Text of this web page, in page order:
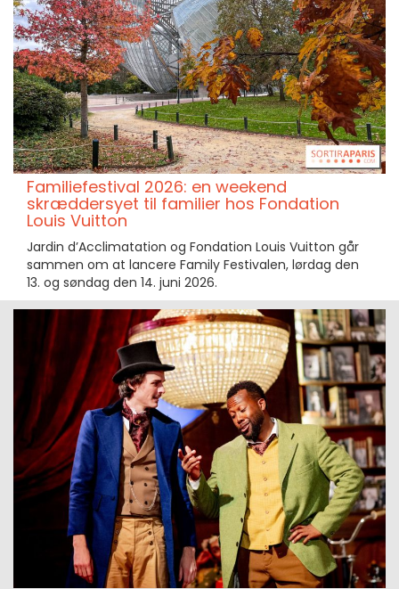
Familiefestival 2026: en weekend
skræddersyet til familier hos Fondation
Louis Vuitton
Jardin d’Acclimatation og Fondation Louis Vuitton går
sammen om at lancere Family Festivalen, lørdag den
13. og søndag den 14. juni 2026.